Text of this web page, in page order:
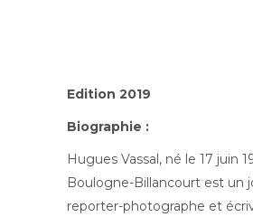
Edition 2019
Biographie :
Hugues Vassal, né le 17 juin
Boulogne-Billancourt est un
reporter-photographe et